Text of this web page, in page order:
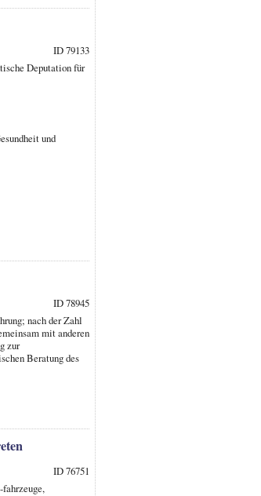
ID 79133
Deputation für
und
ID 78945
nach der Zahl
mit anderen
zur
Beratung des
ID 76751